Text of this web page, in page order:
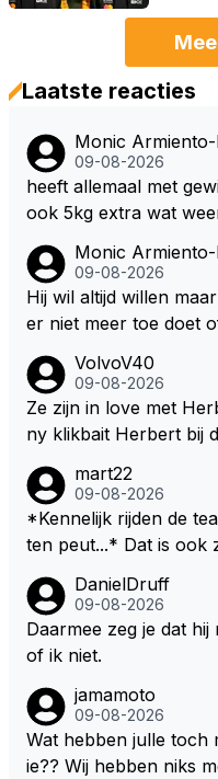
Laatste reacties
Monic
09-08-2026
heeft allemaal met
ook 5kg extra wat
auto, het is extra
ete thee geworden.
Monic
09-08-2026
Hij wil altijd willen
er niet meer toe doet
ioen is hij al, dat zal
l in de eerste plaats
r van RB. Dat zijn zijn
e goede richting in
was op zoveel
er bij RB vertrokken.
VolvoV40
09-08-2026
Ze zijn in love met
ny klikbait Herbert bij
mart22
09-08-2026
*Kennelijk rijden de
ten peut...* Dat is ook zo en na afloop wordt er gec
zitten. Om die reden is
e hoort soms ook wel
n sparen als de race
door die 1 liter te
e ronden achter SC niet
SC moet er na afloop
DanielDruff
09-08-2026
Daarmee zeg je dat
of ik niet.
jamamoto
09-08-2026
Wat hebben julle toch
ie?? Wij hebben niks